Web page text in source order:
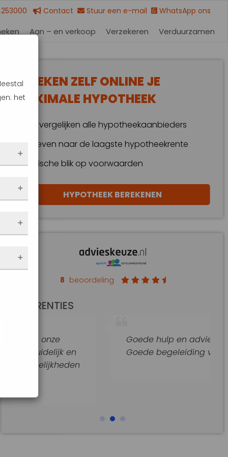
Contact Stuur een e-mail WhatsApp ons
Aan – en verkoop Verzekeren Verduurzamen
BEREKEN ZELF ONLINE JE
MAXIMALE HYPOTHEEK
Wij vergelijken alle hypotheekaanbieders
Streven naar de laagste hypotheekrente
Kritische blik op voorwaarden
HYPOTHEEK BEREKENEN
8 beoordeling
REFERENTIES
Goede hulp en adviezen.
Goede begeleiding van dit kantoor
het
op